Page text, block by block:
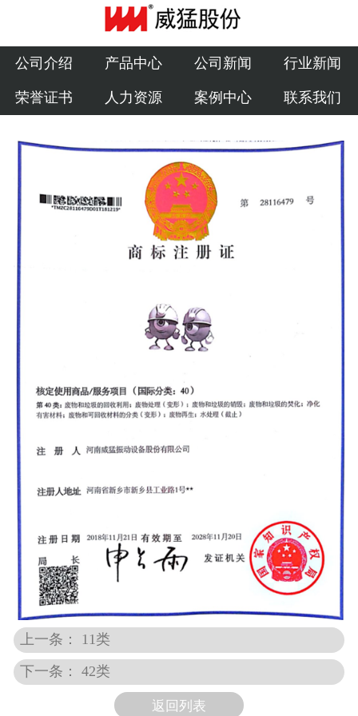
公司介绍
产品中心
公司新闻
行业新闻
公司介绍 产品中心 公司新闻 行业新闻
荣誉证书 人力资源 案例中心 联系我们
上一条： 11类
下一条： 42类
返回列表